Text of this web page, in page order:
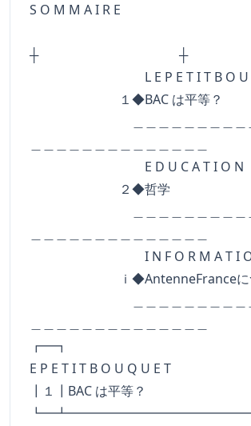
S O M M A I R E
┼ ┼
L E P E T I T B O U Q
１◆BAC は平等？
E D U C A T I O N
２◆哲学
I N F O R M A T I O
ｉ◆AntenneFranceにつ
┏━┓
E P E T I T B O U Q U E T
┃１┃BAC は平等？